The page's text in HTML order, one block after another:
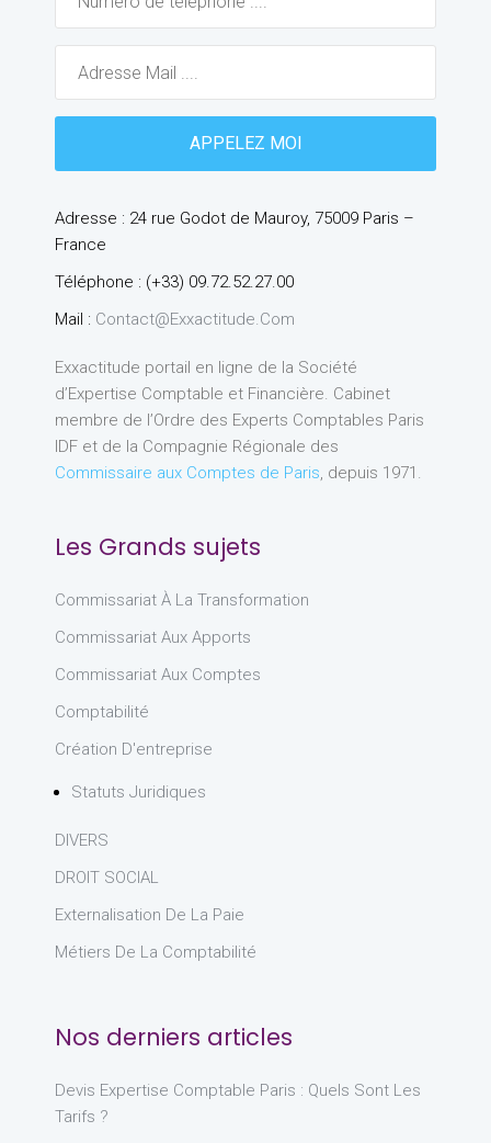
Adresse : 24 rue Godot de Mauroy, 75009 Paris –
France
Téléphone : (+33) 09.72.52.27.00
Mail : Contact@exxactitude.com
Exxactitude portail en ligne de la Société
d’Expertise Comptable et Financière. Cabinet
membre de l’Ordre des Experts Comptables Paris
IDF et de la Compagnie Régionale des
Commissaire aux Comptes de Paris, depuis 1971.
Les Grands sujets
Commissariat À La Transformation
Commissariat Aux Apports
Commissariat Aux Comptes
Comptabilité
Création D'entreprise
Statuts Juridiques
DIVERS
DROIT SOCIAL
Externalisation De La Paie
Métiers De La Comptabilité
Nos derniers articles
Devis Expertise Comptable Paris : Quels Sont Les
Tarifs ?